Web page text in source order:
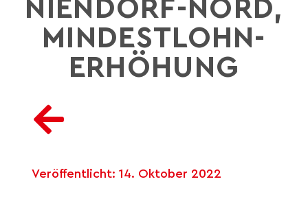
NIENDORF-NORD,
MINDESTLOHN-
ERHÖHUNG
Veröffentlicht: 14. Oktober 2022